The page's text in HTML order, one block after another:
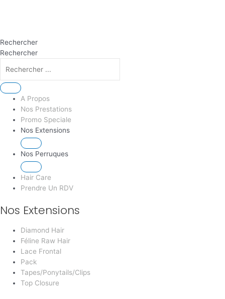
Rechercher
Rechercher
A Propos
Nos Prestations
Promo Speciale
Nos Extensions
Nos Perruques
Hair Care
Prendre Un RDV
Nos Extensions
Diamond Hair
Féline Raw Hair
Lace Frontal
Pack
Tapes/Ponytails/Clips
Top Closure